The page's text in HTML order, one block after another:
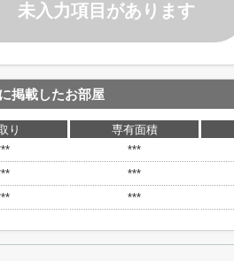
未入力項目があります
掲載したお部屋
り 専有面積
***
***
***